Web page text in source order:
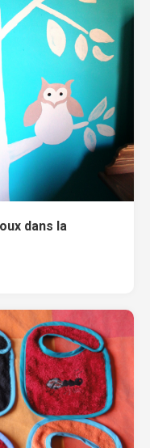
dans la